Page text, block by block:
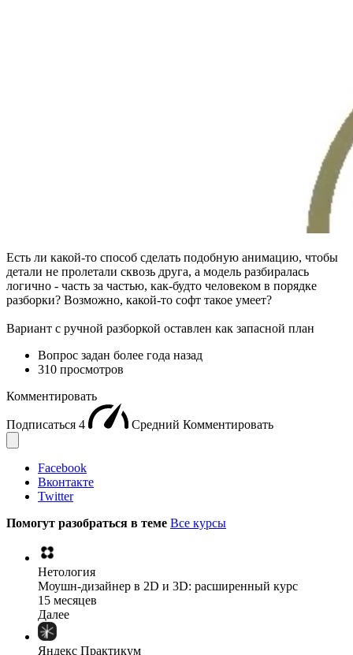
Есть ли какой-то способ сделать подобную анимацию, чтобы
детали не пролетали сквозь друга, а модель разбиралась
логично - часть за частью, как-будто человеком в порядке
разборки? Возможно, какой-то софт такое умеет?
Вариант с ручной разборкой оставлен как запасной план
Вопрос задан более года назад
310 просмотров
Комментировать
Подписаться 4 Средний Комментировать
Facebook
Вконтакте
Twitter
Помогут разобраться в теме Все курсы
Нетология
Моушн-дизайнер в 2D и 3D: расширенный курс
15 месяцев
Далее
Яндекс Практикум